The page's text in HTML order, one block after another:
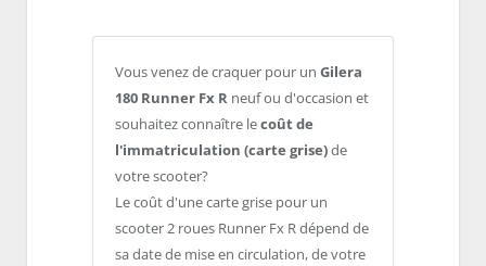
Vous venez de craquer pour un Gilera
180 Runner Fx R neuf ou d'occasion et
souhaitez connaître lecoût de
l'immatriculation (carte grise)de
votre scooter?
Le coût d'une carte grise pour un
scooter 2 roues Runner Fx R dépend de
sa date de mise en circulation, de votre